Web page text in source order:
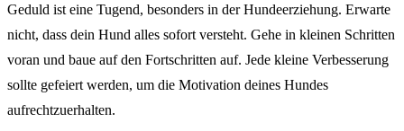
Geduld ist eine Tugend, besonders in der Hundeerziehung. Erwarte
nicht, dass dein Hund alles sofort versteht. Gehe in kleinen Schritten
voran und baue auf den Fortschritten auf. Jede kleine Verbesserung
sollte gefeiert werden, um die Motivation deines Hundes
aufrechtzuerhalten.